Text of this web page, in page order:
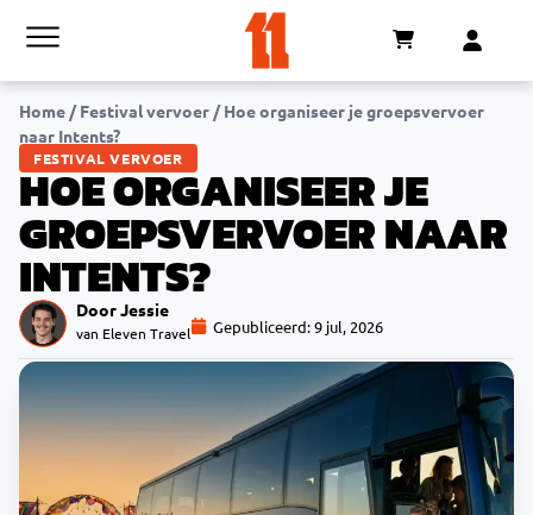
Home /Festival vervoer /Hoe organiseer je groepsvervoer
naar Intents?
FESTIVAL VERVOER
HOE ORGANISEER JE
GROEPSVERVOER NAAR
INTENTS?
Door Jessie
van Eleven Travel Gepubliceerd:9 jul, 2026